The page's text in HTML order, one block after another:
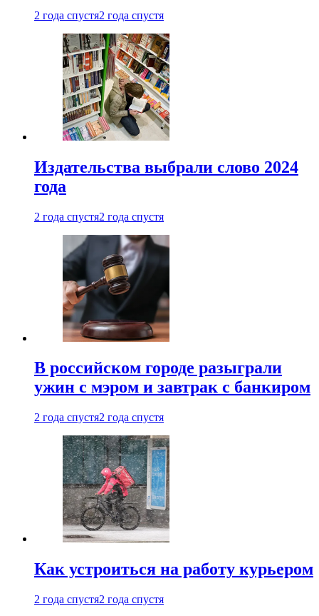
2 года спустя2 года спустя
Издательства выбрали слово 2024
года
2 года спустя2 года спустя
В российском городе разыграли
ужин с мэром и завтрак с банкиром
2 года спустя2 года спустя
Как устроиться на работу курьером
2 года спустя2 года спустя